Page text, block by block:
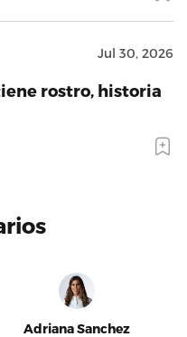
Jul 30, 2026
rostro, historia
Adriana Sanchez